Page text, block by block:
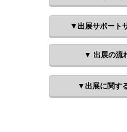
▼出展サポート
▼ 出展の流
▼出展に関す